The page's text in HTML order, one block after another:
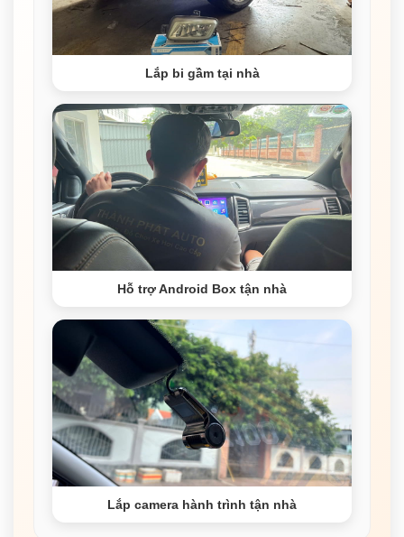
Lắp bi gầm tại nhà
Hỗ trợ Android Box tận nhà
Lắp camera hành trình tận nhà